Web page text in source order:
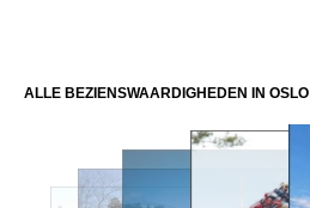
ALLE BEZIENSWAARDIGHEDEN IN OSLO